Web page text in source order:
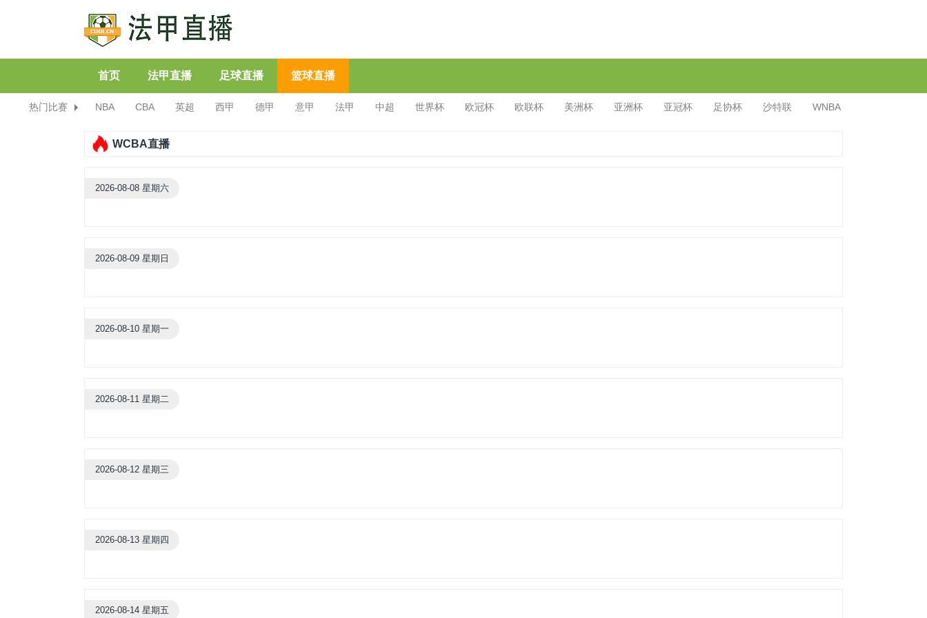
首页 法甲直播 足球直播 篮球直播
热门比赛 NBA CBA 英超 西甲 德甲 意甲 法甲 中超 世界杯 欧冠杯 欧联杯 美洲杯 亚洲杯 亚冠杯 足协杯 沙特联 WNBA
WCBA直播
2026-08-08 星期六
2026-08-09 星期日
2026-08-10 星期一
2026-08-11 星期二
2026-08-12 星期三
2026-08-13 星期四
2026-08-14 星期五